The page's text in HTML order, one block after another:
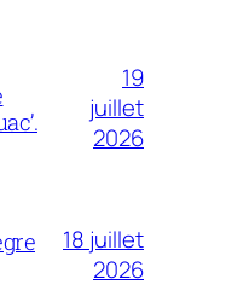
19
juillet
2026
18 juillet
2026